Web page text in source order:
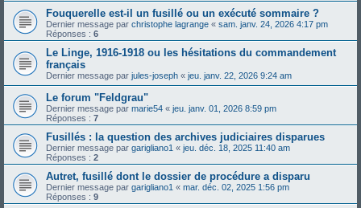
Fouquerelle est-il un fusillé ou un exécuté sommaire ?
Dernier message par christophe lagrange « sam. janv. 24, 2026 4:17 pm
Réponses : 6
Le Linge, 1916-1918 ou les hésitations du commandement
français
Dernier message par jules-joseph « jeu. janv. 22, 2026 9:24 am
Le forum "Feldgrau"
Dernier message par marie54 « jeu. janv. 01, 2026 8:59 pm
Réponses : 7
Fusillés : la question des archives judiciaires disparues
Dernier message par garigliano1 « jeu. déc. 18, 2025 11:40 am
Réponses : 2
Autret, fusillé dont le dossier de procédure a disparu
Dernier message par garigliano1 « mar. déc. 02, 2025 1:56 pm
Réponses : 9